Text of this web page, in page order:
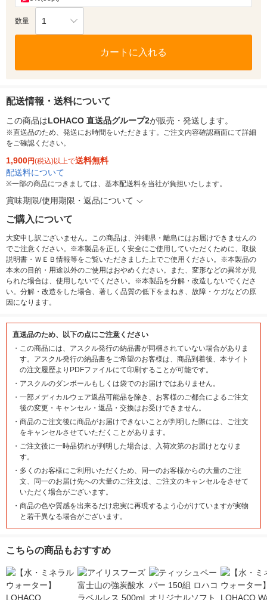
数量 1
カートに入れる
配送情報・送料について
この商品はLOHACO 直送品グループ2が販売・発送します。
※直送品のため、発送にお時間をいただきます。ご注文内容確認画面にて詳細
をご確認ください。
1,900円(税込)以上で送料無料
配送料について
※一部の商品につきましては、基本配送料を当社が負担いたします。
賞味期限/使用期限・返品について
ご購入について
大変申し訳ございません。この商品は、沖縄県・離島にはお届けできませんの
でご注意ください。※本製品を正しく安全にご使用していただくために、取扱
説明書・ＷＥＢ情報等をご覧いただきました上でご使用ください。※本製品の
本来の目的・用途以外のご使用はおやめください。また、変形などの異常が見
られた場合は、使用しないでください。※本製品を分解・改造しないでくださ
い。分解・改造をした場合、著しく品質の低下をまねき、故障・ケガなどの原
因になります。
直送品のため、以下の点にご注意ください
・ この商品には、アスクル発行の納品書が同梱されていない場合がありま
す。アスクル発行の納品書をご希望のお客様は、商品到着後、本サイト
の注文履歴よりPDFファイルにて印刷することが可能です。
・ アスクルのダンボールもしくは袋でのお届けではありません。
・ 一部メディカルウェア返品可能品を除き、お客様のご都合によるご注文
後の変更・キャンセル・返品・交換はお受けできません。
・ 商品のご注文後に商品がお届けできないことが判明した際には、ご注文
をキャンセルさせていただくことがあります。
・ ご注文後に一時品切れが判明した場合は、入荷次第のお届けとなりま
す。
・ 多くのお客様にご利用いただくため、同一のお客様からの大量のご注
文、同一のお届け先への大量のご注文は、ご注文のキャンセルをさせて
いただく場合がございます。
・ 商品の色や質感を出来るだけ忠実に再現するよう心がけていますが実物
と若干異なる場合がございます。
こちらの商品もおすすめ